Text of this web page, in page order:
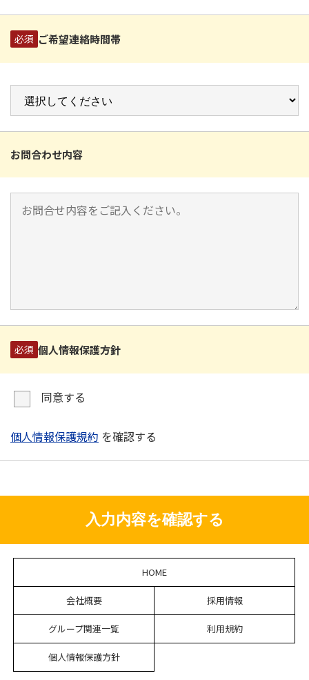
必須 ご希望連絡時間帯
お問合わせ内容
必須 個人情報保護方針
同意する
個人情報保護規約 を確認する
入力内容を確認する
HOME
会社概要 採用情報
グループ関連一覧 利用規約
個人情報保護方針